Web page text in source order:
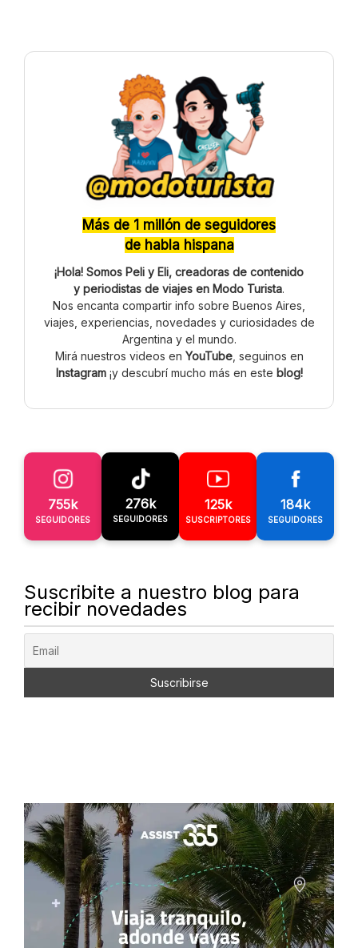
Más de 1 millón de seguidores
de habla hispana
¡Hola! Somos Peli y Eli, creadoras de contenido
y periodistas de viajes en Modo Turista.
Nos encanta compartir info sobre Buenos Aires,
viajes, experiencias, novedades y curiosidades de
Argentina y el mundo.
Mirá nuestros videos en YouTube, seguinos en
Instagram¡y descubrí mucho más en este blog!
755k
SEGUIDORES
276k
SEGUIDORES
125k
SUSCRIPTORES
184k
SEGUIDORES
Suscribite a nuestro blog para
recibir novedades